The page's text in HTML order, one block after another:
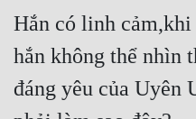
Hắn có linh
hắn không thể nhìn
đáng yêu của Uyên